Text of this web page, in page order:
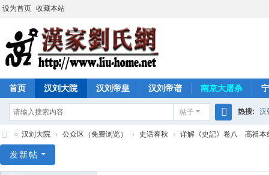
设为首页 收藏本站
首页 汉刘大院 汉刘帝皇 汉刘帝谱 南京大屠杀
帖子
搜
热搜: 汉
家
» 汉刘大院 › 公众区（免费浏览） › 史话春秋 › 详解《史記》卷八 高祖
发新帖